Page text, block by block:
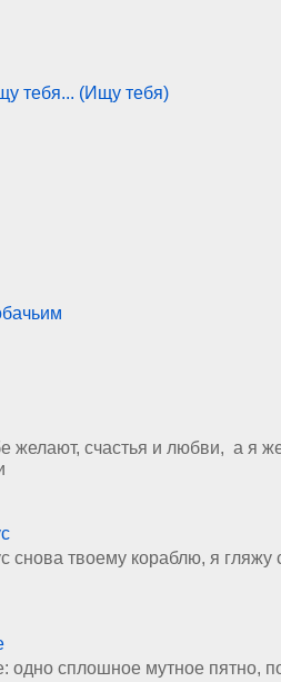
тебя... (Ищу тебя)
желают, счастья и любви, а я
снова твоему кораблю, я гляжу
одно сплошное мутное пятно,